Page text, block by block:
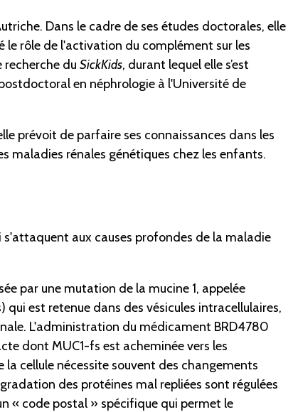
Dans le cadre de ses études doctorales, elle
le rôle de l'activation du complément sur les
recherche du SickKids, durant lequel elle s’est
en néphrologie à l'Université de
prévoit de parfaire ses connaissances dans les
maladies rénales génétiques chez les enfants.
aux causes profondes de la maladie
par une mutation de la mucine 1, appelée
qui est retenue dans des vésicules intracellulaires,
L'administration du médicament BRD4780
dont MUC1-fs est acheminée vers les
cellule nécessite souvent des changements
des protéines mal repliées sont régulées
« code postal » spécifique qui permet le